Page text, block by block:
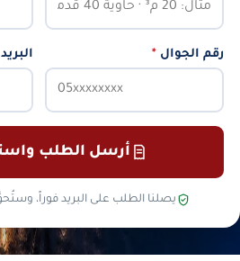
رقم الجوال *
أرسل الطلب
يصلنا الطلب على البريد فوراً،